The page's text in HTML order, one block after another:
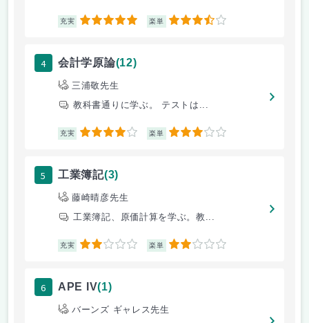
充実 5 楽単 3.5
4 会計学原論(12)
三浦敬先生
教科書通りに学ぶ。 テストは...
充実 4 楽単 3
5 工業簿記(3)
藤崎晴彦先生
工業簿記、原価計算を学ぶ。教...
充実 2 楽単 2
6 APE IV(1)
バーンズ ギャレス先生